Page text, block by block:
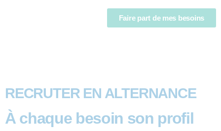
Faire part de mes besoins
RECRUTER EN ALTERNANCE
À chaque besoin son profil